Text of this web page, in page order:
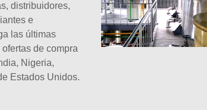
distribuidores,
e
las últimas
de compra
Nigeria,
Estados Unidos.